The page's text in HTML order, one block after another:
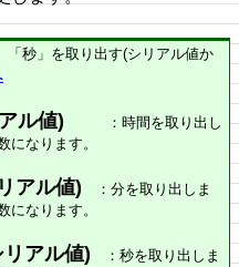
「秒」を取り出す(シリアル値か
ル値) ：時間を取り出し
になります。
アル値) ：分を取り出しま
なります。
アル値) ：秒を取り出しま